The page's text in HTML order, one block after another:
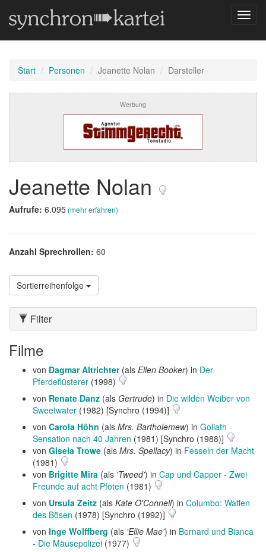
Start Personen Jeanette Nolan Darsteller
Werbung
Jeanette Nolan
Aufrufe: 6.095(mehr erfahren)
Anzahl Sprechrollen: 60
Sortierreihenfolge
Filter
Filme
von Dagmar Altrichter(als Ellen Booker) in Der
Pferdeflüsterer (1998)
von Renate Danz (als Gertrude) in Die wilden Weiber von
Sweetwater (1982) [Synchro (1994)]
von Carola Höhn (als Mrs. Bartholemew) in Goliath -
Sensation nach 40 Jahren (1981) [Synchro (1988)]
von Gisela Trowe (als Mrs. Spellacy) in Fesseln der Macht
(1981)
von Brigitte Mira (als 'Tweed') in Cap und Capper - Zwei
Freunde auf acht Pfoten (1981)
von Ursula Zeitz (als Kate O'Connell) in Columbo: Waffen
des Bösen (1978) [Synchro (1992)]
von Inge Wolffberg (als 'Ellie Mae') in Bernard und Bianca
- Die Mäusepolizei (1977)